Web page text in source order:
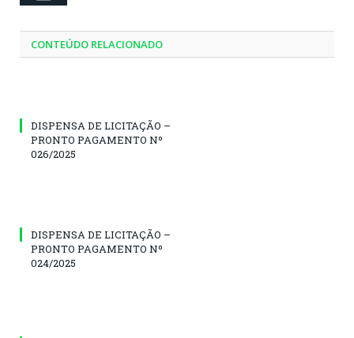
CONTEÚDO RELACIONADO
DISPENSA DE LICITAÇÃO –
PRONTO PAGAMENTO Nº
026/2025
DISPENSA DE LICITAÇÃO –
PRONTO PAGAMENTO Nº
024/2025